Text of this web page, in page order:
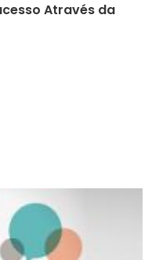
Através da